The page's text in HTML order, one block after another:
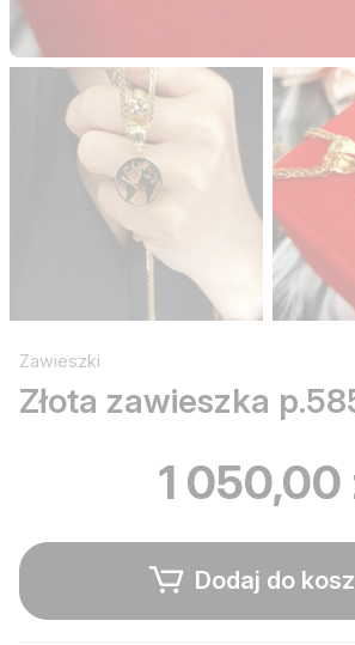
Zawieszki
Złota zawieszka
1 050,00
Dodaj do